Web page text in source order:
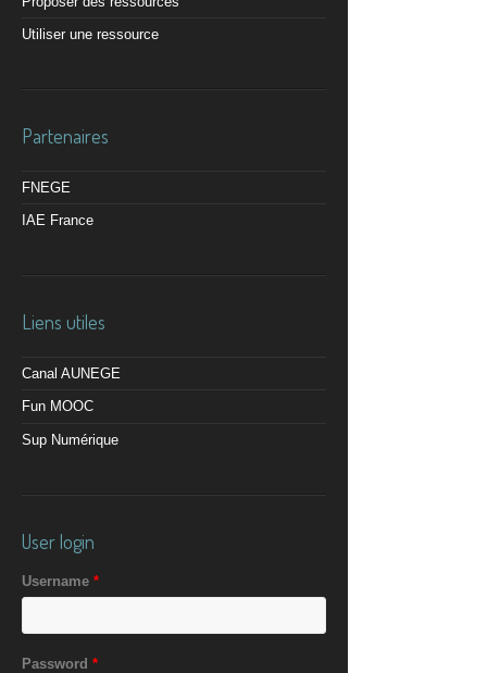
Utiliser une ressource
Partenaires
FNEGE
IAE France
Liens utiles
Canal AUNEGE
Fun MOOC
Sup Numérique
User login
Username *
Password *